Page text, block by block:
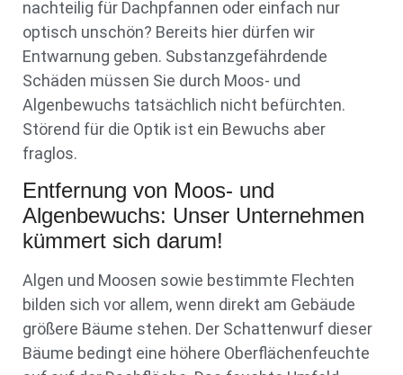
nachteilig für Dachpfannen oder einfach nur
optisch unschön? Bereits hier dürfen wir
Entwarnung geben. Substanzgefährdende
Schäden müssen Sie durch Moos- und
Algenbewuchs tatsächlich nicht befürchten.
Störend für die Optik ist ein Bewuchs aber
fraglos.
Entfernung von Moos- und
Algenbewuchs: Unser Unternehmen
kümmert sich darum!
Algen und Moosen sowie bestimmte Flechten
bilden sich vor allem, wenn direkt am Gebäude
größere Bäume stehen. Der Schattenwurf dieser
Bäume bedingt eine höhere Oberflächenfeuchte